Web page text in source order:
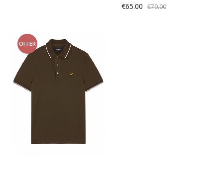
€65.00 €79.00
OFFER